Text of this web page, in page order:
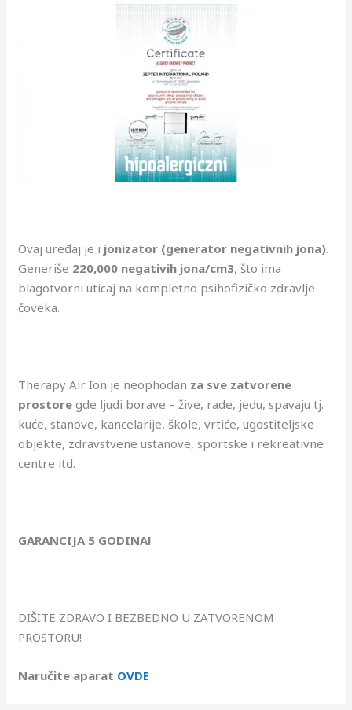
Ovaj uređaj je i jonizator (generator negativnih jona).
Generiše 220,000 negativih jona/cm3, što ima
blagotvorni uticaj na kompletno psihofizičko zdravlje
čoveka.
Therapy Air Ion je neophodan za sve zatvorene
prostore gde ljudi borave – žive, rade, jedu, spavaju tj.
kuće, stanove, kancelarije, škole, vrtiće, ugostiteljske
objekte, zdravstvene ustanove, sportske i rekreativne
centre itd.
GARANCIJA 5 GODINA!
DIŠITE ZDRAVO I BEZBEDNO U ZATVORENOM
PROSTORU!
Naručite aparat OVDE